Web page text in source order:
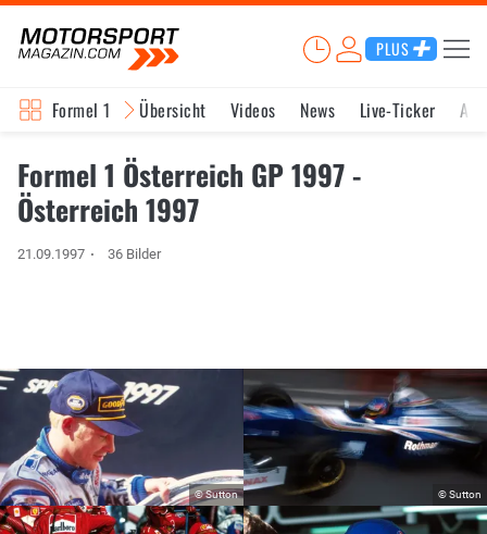
PLUS
Formel 1 Übersicht Videos News Live-Ticker
Formel 1 Österreich GP 1997 -
Österreich 1997
21.09.1997 36 Bilder